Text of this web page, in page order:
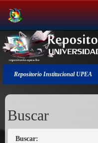
Salir
de
la
navegación
Repositorio Institucional UPEA
Buscar
Buscar: